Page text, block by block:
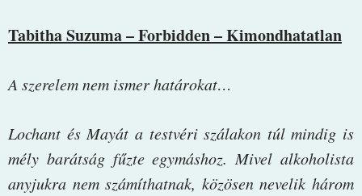
Tabitha Suzuma – Forbidden – Kimondhatatlan
A szerelem nem ismer határokat…
Lochant és Mayát a testvéri szálakon túl mindig is
mély barátság fűzte egymáshoz. Mivel alkoholista
anyjukra nem számíthatnak, közösen nevelik három